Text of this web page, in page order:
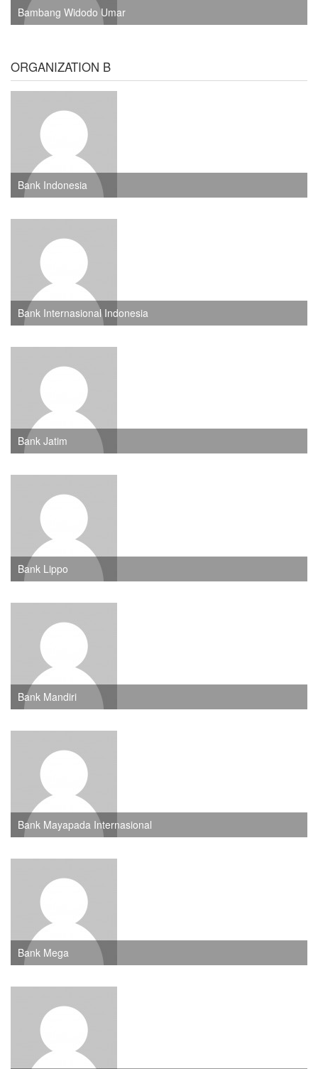
Bambang Widodo Umar
ORGANIZATION B
Bank Indonesia
Bank Internasional Indonesia
Bank Jatim
Bank Lippo
Bank Mandiri
Bank Mayapada Internasional
Bank Mega